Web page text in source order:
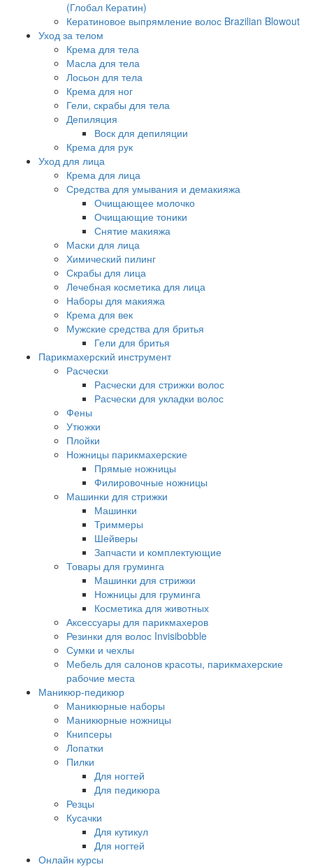
(Глобал Кератин)
Кератиновое выпрямление волос Brazilian Blowout
Уход за телом
Крема для тела
Масла для тела
Лосьон для тела
Крема для ног
Гели, скрабы для тела
Депиляция
Воск для депиляции
Крема для рук
Уход для лица
Крема для лица
Средства для умывания и демакияжа
Очищающее молочко
Очищающие тоники
Снятие макияжа
Маски для лица
Химический пилинг
Скрабы для лица
Лечебная косметика для лица
Наборы для макияжа
Крема для век
Мужские средства для бритья
Гели для бритья
Парикмахерский инструмент
Расчески
Расчески для стрижки волос
Расчески для укладки волос
Фены
Утюжки
Плойки
Ножницы парикмахерские
Прямые ножницы
Филировочные ножницы
Машинки для стрижки
Машинки
Триммеры
Шейверы
Запчасти и комплектующие
Товары для груминга
Машинки для стрижки
Ножницы для груминга
Косметика для животных
Аксессуары для парикмахеров
Резинки для волос Invisibobble
Сумки и чехлы
Мебель для салонов красоты, парикмахерские
рабочие места
Маникюр-педикюр
Маникюрные наборы
Маникюрные ножницы
Книпсеры
Лопатки
Пилки
Для ногтей
Для педикюра
Резцы
Кусачки
Для кутикул
Для ногтей
Онлайн курсы